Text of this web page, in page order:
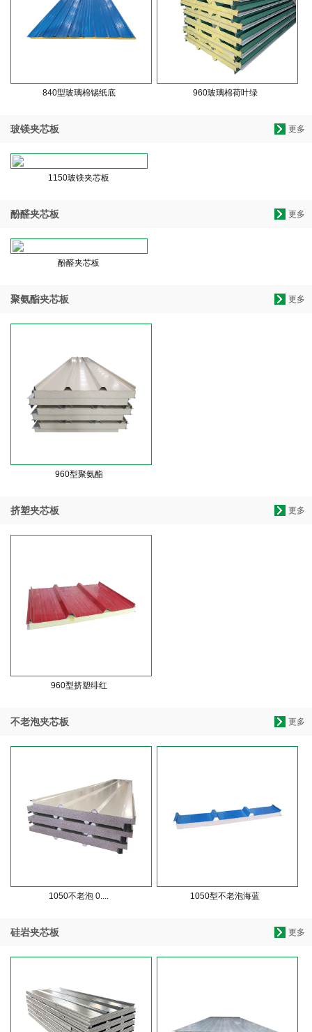
840型玻璃棉锡纸底 960玻璃棉荷叶绿
更多
玻镁夹芯板
1150玻镁夹芯板
更多
酚醛夹芯板
酚醛夹芯板
更多
聚氨酯夹芯板
960型聚氨酯
更多
挤塑夹芯板
960型挤塑绯红
更多
不老泡夹芯板
1050不老泡 0.... 1050型不老泡海蓝
更多
硅岩夹芯板